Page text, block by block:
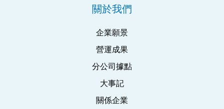
關於我們
企業願景
營運成果
分公司據點
大事記
關係企業